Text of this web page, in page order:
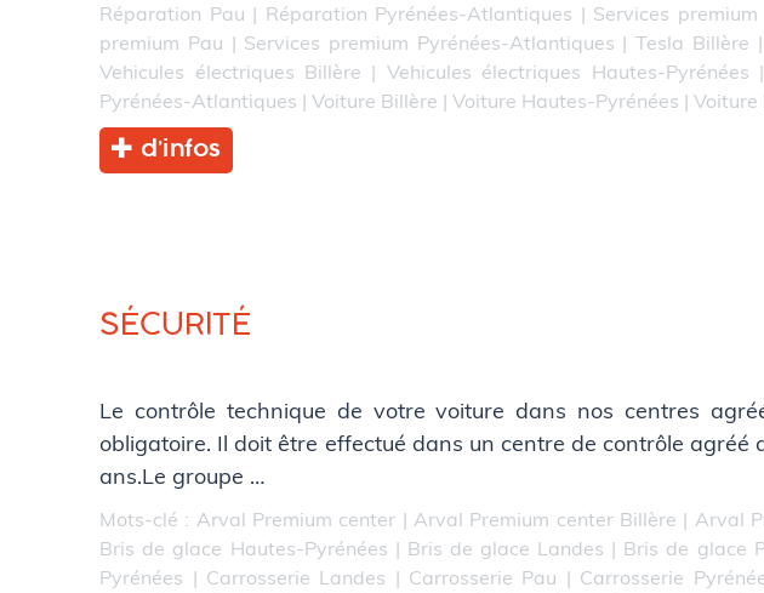
Réparation Pau | Réparation Pyrénées-Atlantiques | Services
premium Pau | Services premium Pyrénées-Atlantiques |Tesla Billère
Vehicules électriques Billère | Vehicules électriques Hautes-Pyrénées
Pyrénées-Atlantiques |Voiture Billère |Voiture Hautes-Pyrénées |Voiture
d’infos
SÉCURITÉ
Le contrôle technique de votre voiture dans nos centres
obligatoire. Il doit être effectué dans un centre de contrôle
ans.Le groupe …
Mots-clé : Arval Premium center |Arval Premium center Billère | Arval
Bris de glace Hautes-Pyrénées | Bris de glace Landes | Bris de glace
Pyrénées | Carrosserie Landes | Carrosserie Pau | Carrosserie